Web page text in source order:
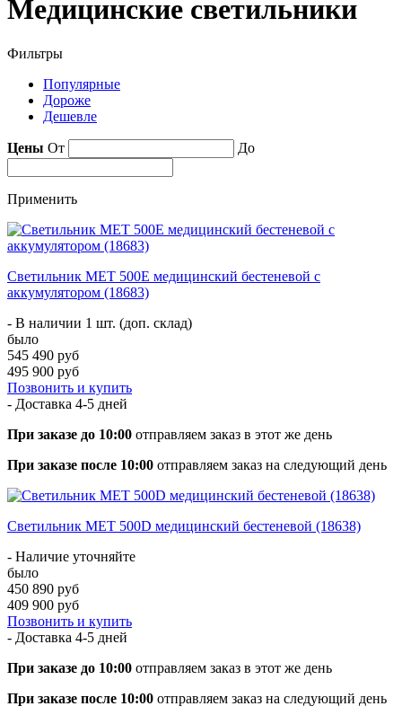
Медицинские светильники
Фильтры
Популярные
Дороже
Дешевле
Цены От До
Применить
Светильник МЕТ 500E медицинский бестеневой с
аккумулятором (18683)
- В наличии 1 шт. (доп. склад)
было
545 490 руб
495 900 руб
Позвонить и купить
- Доставка 4-5 дней
При заказе до 10:00 отправляем заказ в этот же день
При заказе после 10:00 отправляем заказ на следующий день
Светильник МЕТ 500D медицинский бестеневой (18638)
- Наличие уточняйте
было
450 890 руб
409 900 руб
Позвонить и купить
- Доставка 4-5 дней
При заказе до 10:00 отправляем заказ в этот же день
При заказе после 10:00 отправляем заказ на следующий день